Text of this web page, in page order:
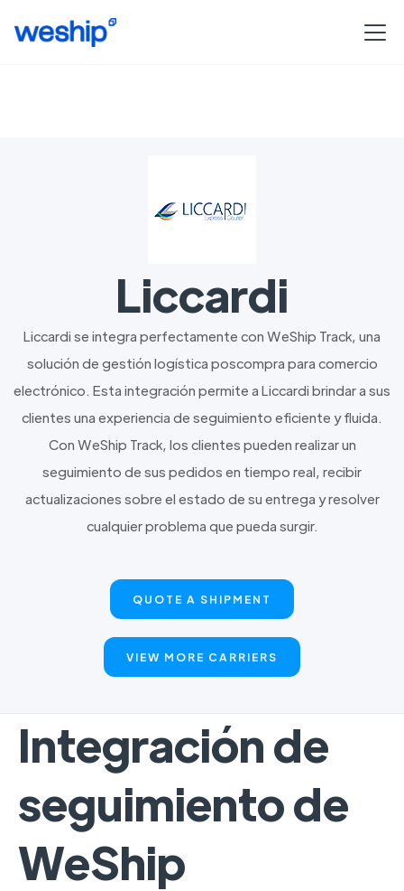
Liccardi
Liccardi se integra perfectamente con WeShip Track, una
solución de gestión logística poscompra para comercio
electrónico. Esta integración permite a Liccardi brindar a sus
clientes una experiencia de seguimiento eficiente y fluida.
Con WeShip Track, los clientes pueden realizar un
seguimiento de sus pedidos en tiempo real, recibir
actualizaciones sobre el estado de su entrega y resolver
cualquier problema que pueda surgir.
QUOTE A SHIPMENT
VIEW MORE CARRIERS
Integración de
seguimiento de
WeShip